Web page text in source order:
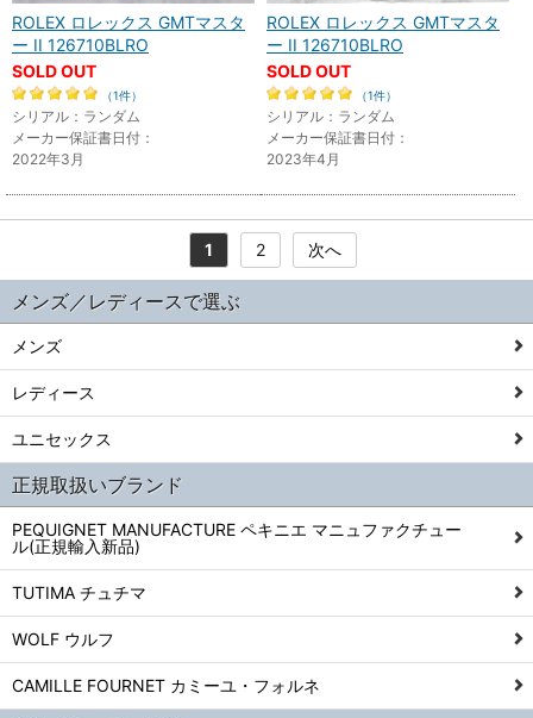
ROLEX ロレックス GMTマスタ
ー II 126710BLRO
SOLD OUT
（1件）
シリアル：ランダム
メーカー保証書日付：
2022年3月
ROLEX ロレックス GMTマスタ
ー II 126710BLRO
SOLD OUT
（1件）
シリアル：ランダム
メーカー保証書日付：
2023年4月
1 2 次へ
メンズ／レディースで選ぶ
メンズ
レディース
ユニセックス
正規取扱いブランド
PEQUIGNET MANUFACTURE ペキニエ マニュファクチュー
ル(正規輸入新品)
TUTIMA チュチマ
WOLF ウルフ
CAMILLE FOURNET カミーユ・フォルネ